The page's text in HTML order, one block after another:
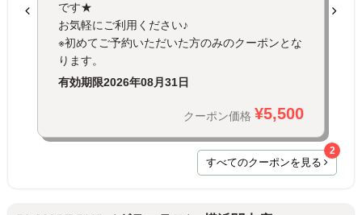
です★
お気軽にご利用ください♪
※初めてご予約いただいた方のみのクーポンとな
ります。
有効期限2026年08月31日
クーポン価格 ¥5,500
すべてのクーポンを見る
2